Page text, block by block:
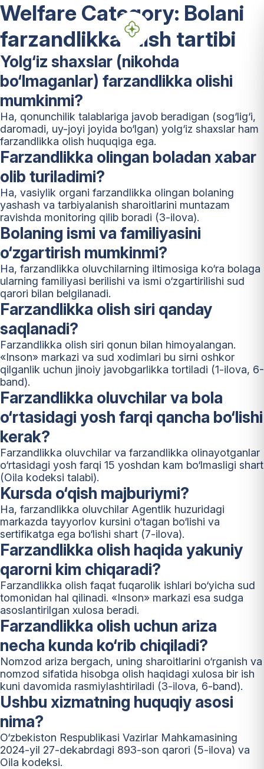
Welfare Category: Bolani
farzandlikka olish tartibi
Yolg‘iz shaxslar (nikohda
bo‘lmaganlar) farzandlikka olishi
mumkinmi?
Ha, qonunchilik talablariga javob beradigan (sog‘lig‘i,
daromadi, uy-joyi joyida bo‘lgan) yolg‘iz shaxslar ham
farzandlikka olish huquqiga ega.
Farzandlikka olingan boladan xabar
olib turiladimi?
Ha, vasiylik organi farzandlikka olingan bolaning
yashash va tarbiyalanish sharoitlarini muntazam
ravishda monitoring qilib boradi (3-ilova).
Bolaning ismi va familiyasini
o‘zgartirish mumkinmi?
Ha, farzandlikka oluvchilarning iltimosiga ko‘ra bolaga
ularning familiyasi berilishi va ismi o‘zgartirilishi sud
qarori bilan belgilanadi.
Farzandlikka olish siri qanday
saqlanadi?
Farzandlikka olish siri qonun bilan himoyalangan.
«Inson» markazi va sud xodimlari bu sirni oshkor
qilganlik uchun jinoiy javobgarlikka tortiladi (1-ilova, 6-
band).
Farzandlikka oluvchilar va bola
o‘rtasidagi yosh farqi qancha bo‘lishi
kerak?
Farzandlikka oluvchilar va farzandlikka olinayotganlar
o‘rtasidagi yosh farqi 15 yoshdan kam bo‘lmasligi shart
(Oila kodeksi talabi).
Kursda o‘qish majburiymi?
Ha, farzandlikka oluvchilar Agentlik huzuridagi
markazda tayyorlov kursini o‘tagan bo‘lishi va
sertifikatga ega bo‘lishi shart (7-ilova).
Farzandlikka olish haqida yakuniy
qarorni kim chiqaradi?
Farzandlikka olish faqat fuqarolik ishlari bo‘yicha sud
tomonidan hal qilinadi. «Inson» markazi esa sudga
asoslantirilgan xulosa beradi.
Farzandlikka olish uchun ariza
necha kunda ko‘rib chiqiladi?
Nomzod ariza bergach, uning sharoitlarini o‘rganish va
nomzod sifatida hisobga olish haqidagi xulosa bir ish
kuni davomida rasmiylashtiriladi (3-ilova, 6-band).
Ushbu xizmatning huquqiy asosi
nima?
O‘zbekiston Respublikasi Vazirlar Mahkamasining
2024-yil 27-dekabrdagi 893-son qarori (5-ilova) va
Oila kodeksi.